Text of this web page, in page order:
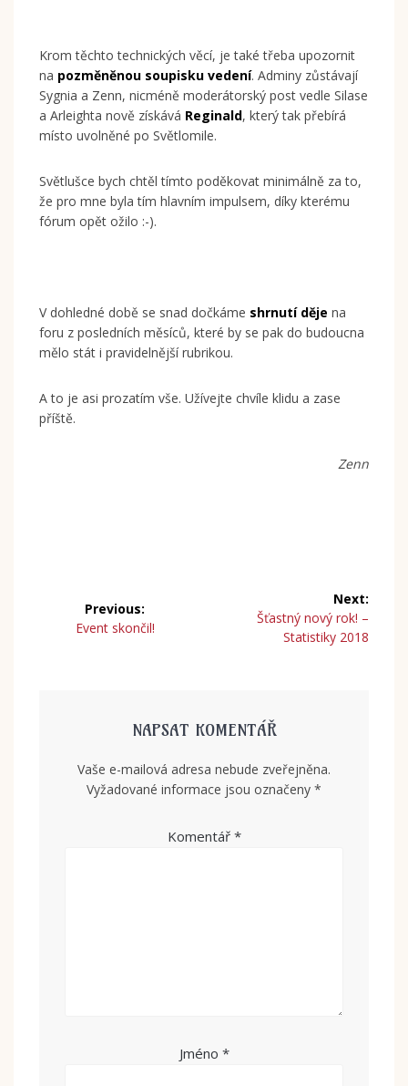
Krom těchto technických věcí, je také třeba upozornit
na pozměněnou soupisku vedení. Adminy zůstávají
Sygnia a Zenn, nicméně moderátorský post vedle Silase
a Arleighta nově získává Reginald, který tak přebírá
místo uvolněné po Světlomile.
Světlušce bych chtěl tímto poděkovat minimálně za to,
že pro mne byla tím hlavním impulsem, díky kterému
fórum opět ožilo :-).
V dohledné době se snad dočkáme shrnutí děje na
foru z posledních měsíců, které by se pak do budoucna
mělo stát i pravidelnější rubrikou.
A to je asi prozatím vše. Užívejte chvíle klidu a zase
příště.
Zenn
Previous:
Previous
Event skončil!
Next:
Next
post:
Šťastný nový rok! –
Statistiky 2018
NAPSAT KOMENTÁŘ
Vaše e-mailová adresa nebude zveřejněna.
Vyžadované informace jsou označeny *
Komentář *
Jméno *